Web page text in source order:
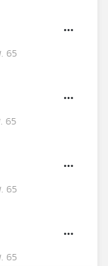
65
65
65
65